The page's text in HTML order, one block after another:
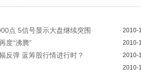
点 5信号显示大盘继续突围
2010-
度“沸腾” 2010-
反弹 蓝筹股行情进行时？ 2010-
2010-